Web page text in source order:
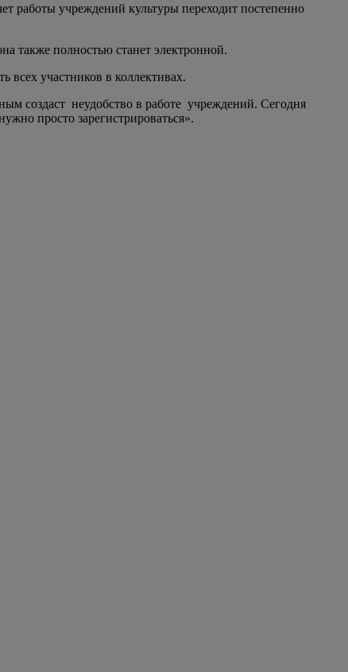
работы учреждений культуры переходит постепенно
также полностью станет электронной.
всех участников в коллективах.
создаст неудобство в работе учреждений. Сегодня
просто зарегистрироваться».